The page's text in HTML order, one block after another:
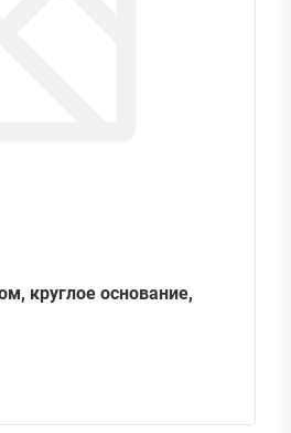
круглое основание,